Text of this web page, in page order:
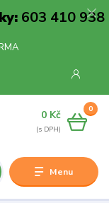
603 410 938
Menu
0
0 Kč